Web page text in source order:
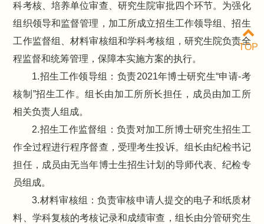
科考核、培养单位审查、研究生院审批四个环节。为强化
组织领导和监督管理，加工所成立招生工作领导组、招生
工作监督组、材料审核组和学科考核组，研究生院负责全
程监督和统筹管理，保障本实施方案的执行。
1.招生工作领导组：负责2021年博士研究生“申请-考
核制”招生工作。组长由加工所所长担任，成员由加工所
相关负责人组成。
2.招生工作监督组：负责对加工所博士研究生招生工
作全过程进行程序督查，受理考生投诉。组长由纪检书记
担任，成员由无当年博士生招生计划的导师代表、纪检专
员组成。
3.材料审核组：负责审核申请人提交的电子和纸质材
料、学科复核的考核记录和成绩审查，组长由分管研究生
TOP